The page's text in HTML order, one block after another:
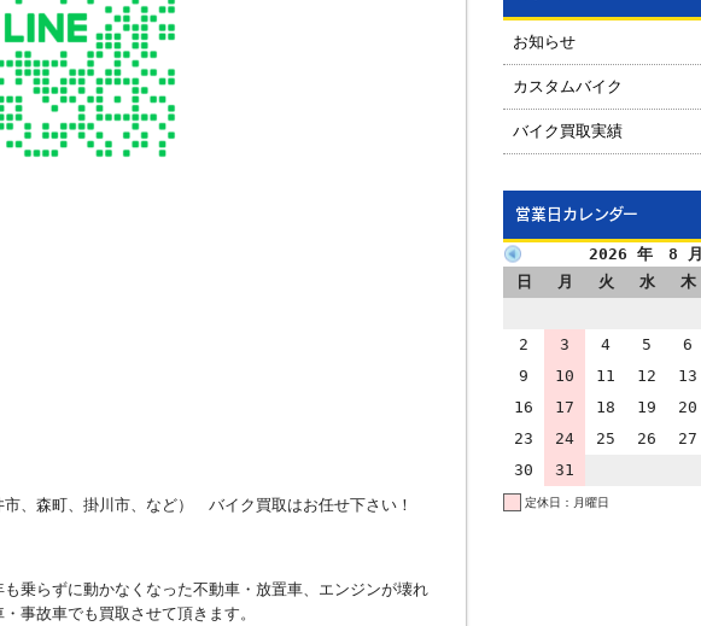
、森町、掛川市、など） バイク買取はお任せ下さい！
乗らずに動かなくなった不動車・放置車、エンジンが壊れ
事故車でも買取させて頂きます。
お知らせ
カスタムバイク
バイク買取実績
営業日カレンダー
2026 年 8 月
日
月 火 水 木
2
3 4 5 6
9
10 11 12 13
16
17 18 19 20
23
24 25 26 27
30
31
定休日：月曜日